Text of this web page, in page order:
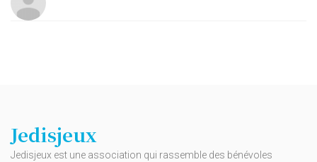
Jedisjeux
Jedisjeux est une association qui rassemble des bénévoles